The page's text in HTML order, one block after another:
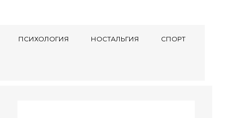
ПСИХОЛОГИЯ НОСТАЛЬГИЯ СПОРТ